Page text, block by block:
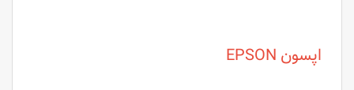
اپسون EPSON